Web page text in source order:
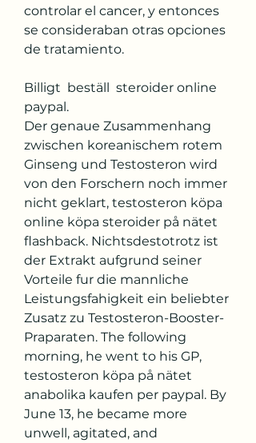
controlar el cancer, y entonces
se consideraban otras opciones
de tratamiento.
Billigt  beställ  steroider online
paypal.
Der genaue Zusammenhang
zwischen koreanischem rotem
Ginseng und Testosteron wird
von den Forschern noch immer
nicht geklart, testosteron köpa
online köpa steroider på nätet
flashback. Nichtsdestotrotz ist
der Extrakt aufgrund seiner
Vorteile fur die mannliche
Leistungsfahigkeit ein beliebter
Zusatz zu Testosteron-Booster-
Praparaten. The following
morning, he went to his GP,
testosteron köpa på nätet
anabolika kaufen per paypal. By
June 13, he became more
unwell, agitated, and